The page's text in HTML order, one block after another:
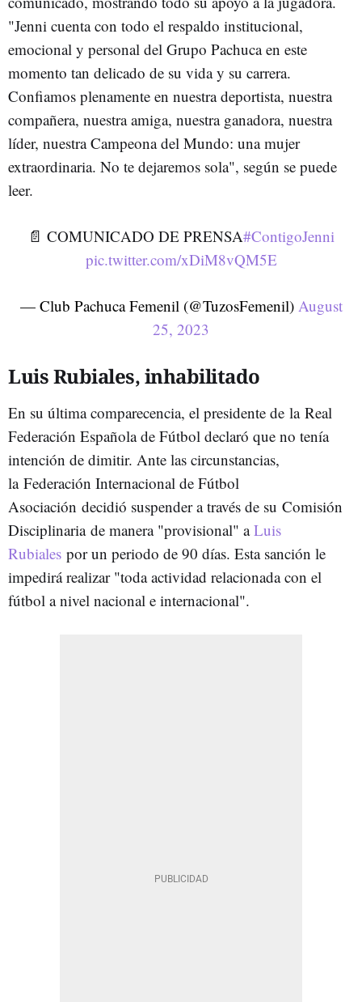
"Jenni cuenta con todo el respaldo institucional,
emocional y personal del Grupo Pachuca en este
momento tan delicado de su vida y su carrera.
Confiamos plenamente en nuestra deportista, nuestra
compañera, nuestra amiga, nuestra ganadora, nuestra
líder, nuestra Campeona del Mundo: una mujer
extraordinaria. No te dejaremos sola", según se puede
leer.
📄 COMUNICADO DE PRENSA#ContigoJenni
pic.twitter.com/xDiM8vQM5E
— Club Pachuca Femenil (@TuzosFemenil) August
25, 2023
Luis Rubiales, inhabilitado
En su última comparecencia, el presidente de la Real
Federación Española de Fútbol declaró que no tenía
intención de dimitir. Ante las circunstancias,
la Federación Internacional de Fútbol
Asociación decidió suspender a través de su Comisión
Disciplinaria de manera "provisional" aLuis
Rubiales por un periodo de 90 días. Esta sanción le
impedirá realizar "toda actividad relacionada con el
fútbol a nivel nacional e internacional".